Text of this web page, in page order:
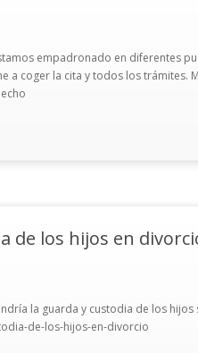
empadronado en diferentes
a coger la cita y todos los trámites.
de los hijos en
la guarda y custodia de los hijos
de-los-hijos-en-divorcio